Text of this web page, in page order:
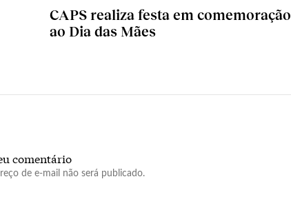
CAPS realiza festa em comemoração
ao Dia das Mães
comentário
de e-mail não será publicado.